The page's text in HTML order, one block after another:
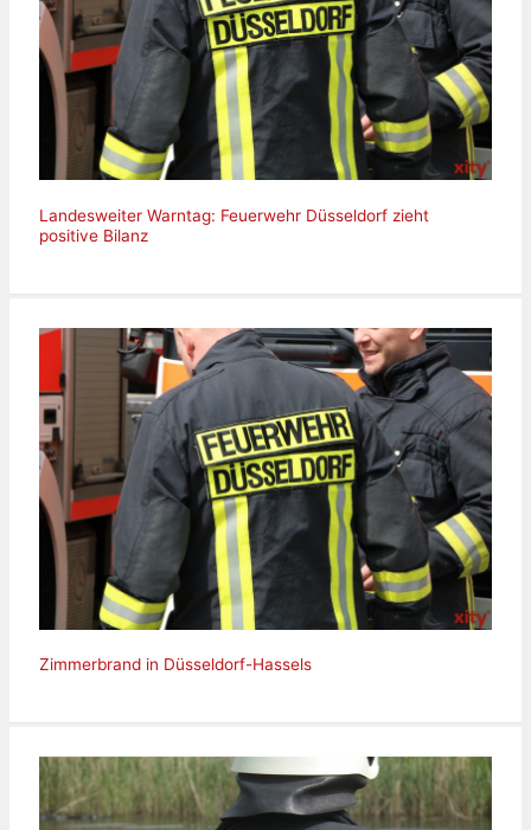
Landesweiter Warntag: Feuerwehr Düsseldorf zieht
positive Bilanz
Zimmerbrand in Düsseldorf-Hassels